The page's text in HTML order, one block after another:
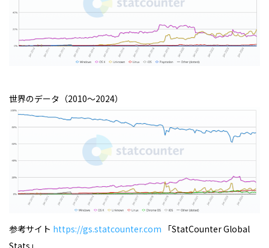
世界のデータ（2010〜2024）
参考サイト https://gs.statcounter.com 「StatCounter Global